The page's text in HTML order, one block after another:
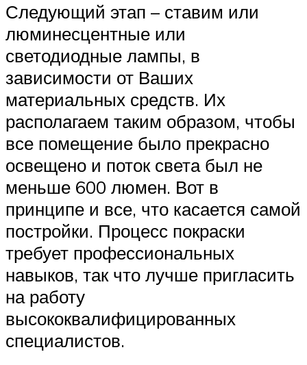
Следующий этап – ставим или
люминесцентные или
светодиодные лампы, в
зависимости от Ваших
материальных средств. Их
располагаем таким образом, чтобы
все помещение было прекрасно
освещено и поток света был не
меньше 600 люмен. Вот в
принципе и все, что касается самой
постройки. Процесс покраски
требует профессиональных
навыков, так что лучше пригласить
на работу
высококвалифицированных
специалистов.